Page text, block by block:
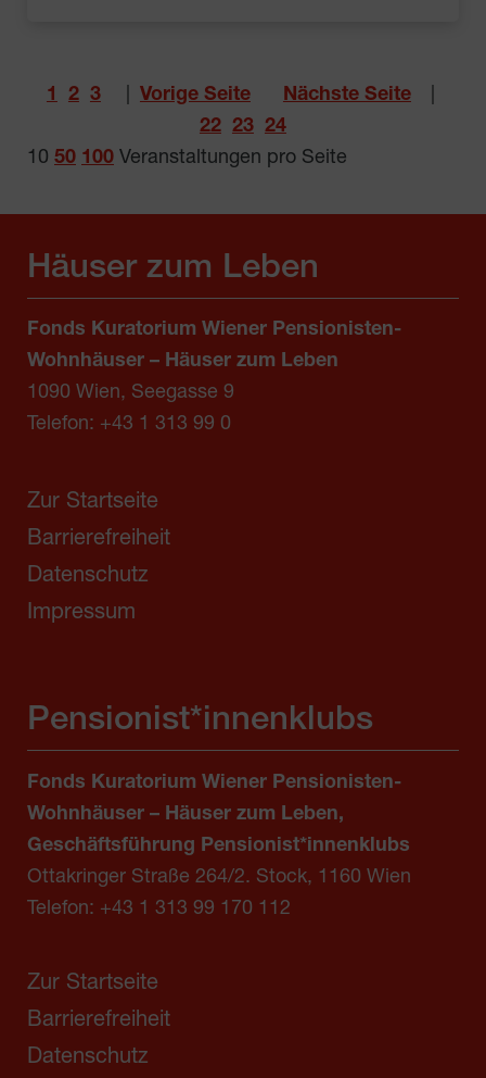
1 2 3 Vorige Seite Nächste Seite
22 23 24
10 50 100 Veranstaltungen pro Seite
Häuser zum Leben
Fonds Kuratorium Wiener Pensionisten-
Wohnhäuser – Häuser zum Leben
1090 Wien, Seegasse 9
Telefon: +43 1 313 99 0
Zur Startseite
Barrierefreiheit
Datenschutz
Impressum
Pensionist*innenklubs
Fonds Kuratorium Wiener Pensionisten-
Wohnhäuser – Häuser zum Leben,
Geschäftsführung Pensionist*innenklubs
Ottakringer Straße 264/2. Stock, 1160 Wien
Telefon: +43 1 313 99 170 112
Zur Startseite
Barrierefreiheit
Datenschutz